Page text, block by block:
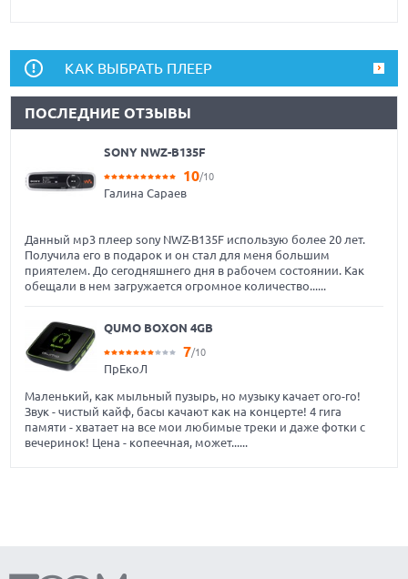
КАК ВЫБРАТЬ ПЛЕЕР
ПОСЛЕДНИЕ ОТЗЫВЫ
SONY NWZ-B135F
10/10
Галина Сараев
Данный мр3 плеер sony NWZ-B135F использую более 20 лет.
Получила его в подарок и он стал для меня большим
приятелем. До сегодняшнего дня в рабочем состоянии. Как
обещали в нем загружается огромное количество......
QUMO BOXON 4GB
7/10
ПрЕкоЛ
Маленький, как мыльный пузырь, но музыку качает ого-го!
Звук - чистый кайф, басы качают как на концерте! 4 гига
памяти - хватает на все мои любимые треки и даже фотки с
вечеринок! Цена - копеечная, может......